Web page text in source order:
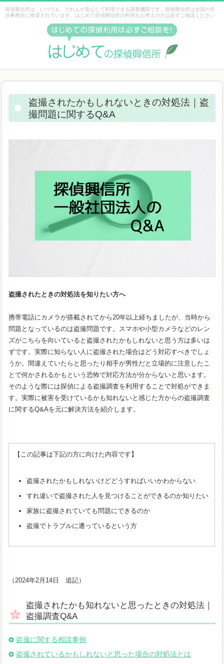
盗撮されたかもしれないときの対処法｜盗
撮問題に関するQ&A
盗撮されたときの対処法を知りたい方へ
携帯電話にカメラが搭載されてから20年以上経ちましたが、当時から
問題となっているのは盗撮問題です。スマホや小型カメラなどのレン
ズがこちらを向いていると盗撮されたかもしれないと思う方は多いは
ずです。実際に知らない人に盗撮された場合はどう対応すべきでしょ
うか。間違えていたらと思ったり相手が男性だと立場的に注意したこ
とで何かされるかもという恐怖で対応方法が分からないと思います。
そのような際には探偵による盗撮調査を利用することで対処ができま
す。実際に被害を受けているかも知れないと感じた方からの盗撮調査
に関するQ&Aを元に解決方法を紹介します。
【この記事は下記の方に向けた内容です】
盗撮されたかもしれないけどどうすればいいかわからない
すれ違いで盗撮された人を見つけることができるのか知りたい
家族に盗撮されていても問題にできるのか
盗撮でトラブルに遭っているという方
（2024年2月14日 追記）
盗撮されたかも知れないと思ったときの対処法｜
盗撮調査Q&A
盗撮に関する相談事例
盗撮されているかもしれないと思った場合の対処法とは
探偵興信所は、いつでも、だれもが安心して利用できる調査機関です。探偵興信所は全国の司
法事務所に推奨されています。はじめて探偵興信所の利用をお考えの方は必ずご相談ください